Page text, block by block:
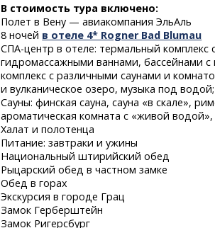
В стоимость тура включено:
Полет в Вену — авиакомпания ЭльАль
8 ночей в отеле 4* Rogner Bad Blumau
СПА-центр в отеле: термальный
гидромассажными ваннами, бассейнами
комплекс с различными саунами и
и вулканическое озеро, музыка под водой;
Сауны: финская сауна, сауна «в скале»,
ароматическая комната с «живой
Халат и полотенца
Питание: завтраки и ужины
Национальный штирийский обед
Рыцарский обед в частном замке
Обед в горах
Экскурсия в городе Грац
Замок Герберштейн
Замок Ригерсбург